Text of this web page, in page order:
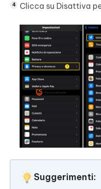
Clicca su Disattiva
Suggerimenti: